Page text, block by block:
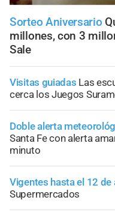
Sorteo Aniversario
millones, con 3
Sale
Visitas guiadas Las
cerca los Juegos
Doble alerta
Santa Fe con alerta
minuto
Vigentes hasta el 12 de
Supermercados